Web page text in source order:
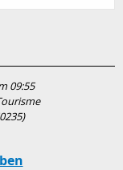
09:55
)